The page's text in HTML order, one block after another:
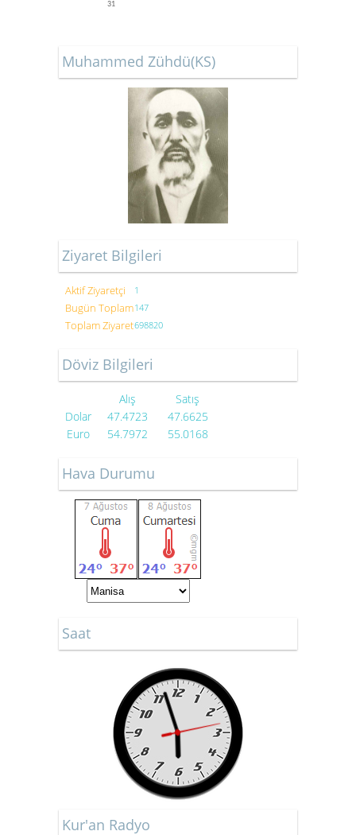
31
Muhammed Zühdü(KS)
Ziyaret Bilgileri
Aktif Ziyaretçi 1
Bugün Toplam147
Toplam Ziyaret698820
Döviz Bilgileri
Alış
Satış
Dolar
47.4723
47.6625
Euro
54.7972 55.0168
Hava Durumu
Saat
Kur'an Radyo